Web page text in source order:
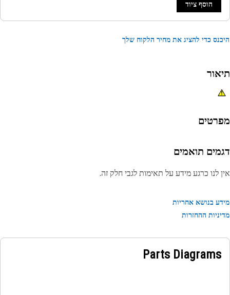
הוסף ציוד
כדי להציג את מחיר הלקוח שלך
תואמים
לנו כרגע מידע על תאימות לגבי חלק זה.
בנושא אחריות
ההחזרות
Parts Diagrams